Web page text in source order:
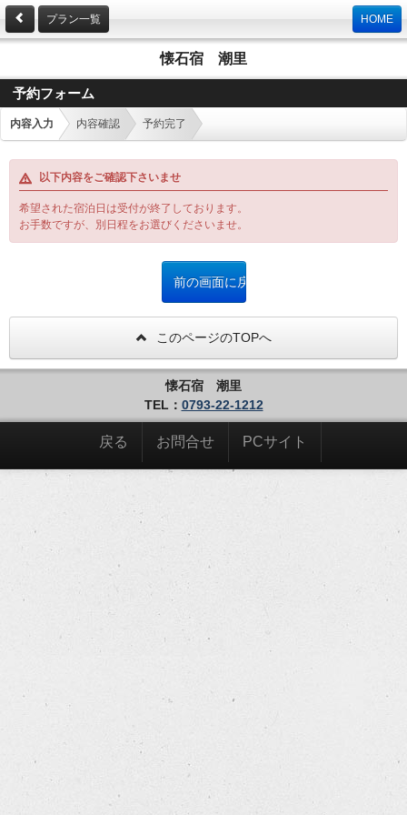
プラン一覧 HOME
懐石宿 潮里
予約フォーム
内容入力 内容確認 予約完了
以下内容をご確認下さいませ
希望された宿泊日は受付が終了しております。
お手数ですが、別日程をお選びくださいませ。
このページのTOPへ
懐石宿 潮里
TEL： 0793-22-1212
戻る お問合せ PCサイト